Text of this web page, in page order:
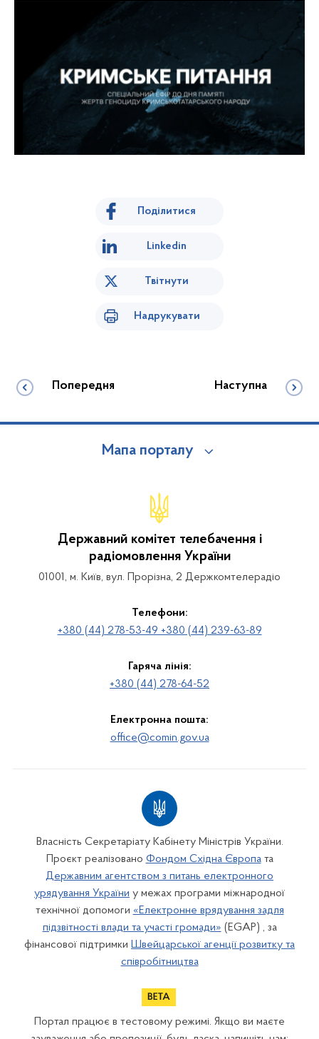
Поділитися
Linkedin
Твітнути
Надрукувати
Попередня Наступна
Мапа порталу
Державний комітет телебачення і
радіомовлення України
01001, м. Київ, вул. Прорізна, 2 Держкомтелерадіо
Телефони:
+380 (44) 278-53-49 +380 (44) 239-63-89
Гаряча лінія:
+380 (44) 278-64-52
Електронна пошта:
office@comin.gov.ua
Власність Секретаріату Кабінету Міністрів України.
Проєкт реалізовано Фондом Східна Європата
Державним агентством з питань електронного
урядування України у межах програми міжнародної
технічної допомоги «Електронне врядування задля
підзвітності влади та участі громади» (EGAP) , за
фінансової підтримки Швейцарської агенції розвитку та
співробітництва
Портал працює в тестовому режимі. Якщо ви маєте